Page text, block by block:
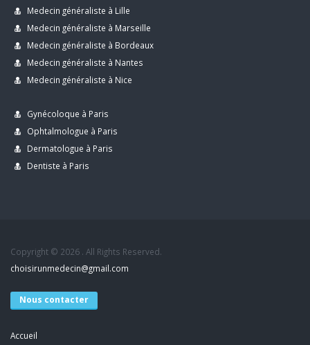
Medecin généraliste à Lille
Medecin généraliste à Marseille
Medecin généraliste à Bordeaux
Medecin généraliste à Nantes
Medecin généraliste à Nice
Gynécoloque à Paris
Ophtalmologue à Paris
Dermatologue à Paris
Dentiste à Paris
Copyright © 2026 . All Rights Reserved.
choisirunmedecin@gmail.com
Nous contacter
Accueil